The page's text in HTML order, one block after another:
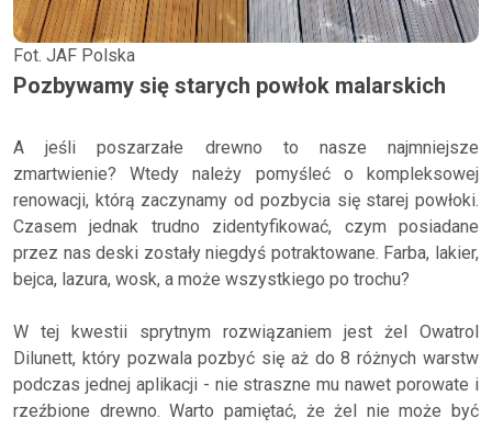
Fot. JAF Polska
Pozbywamy się starych powłok malarskich
A jeśli poszarzałe drewno to nasze najmniejsze
zmartwienie? Wtedy należy pomyśleć o kompleksowej
renowacji, którą zaczynamy od pozbycia się starej powłoki.
Czasem jednak trudno zidentyfikować, czym posiadane
przez nas deski zostały niegdyś potraktowane. Farba, lakier,
bejca, lazura, wosk, a może wszystkiego po trochu?
W tej kwestii sprytnym rozwiązaniem jest żel Owatrol
Dilunett, który pozwala pozbyć się aż do 8 różnych warstw
podczas jednej aplikacji - nie straszne mu nawet porowate i
rzeźbione drewno. Warto pamiętać, że żel nie może być